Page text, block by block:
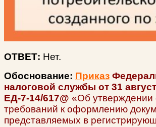
ОТВЕТ: Нет.
Обоснование: Приказ
налоговой службы от 31
ЕД-7-14/617@ «Об
требований к оформлению
представляемых в